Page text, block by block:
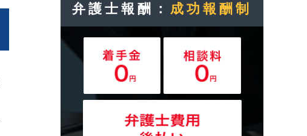
弁護士報酬： 成功報酬制